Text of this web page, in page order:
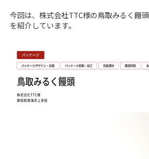
今回は、株式会社TTC様の鳥取みるく
を紹介しています。